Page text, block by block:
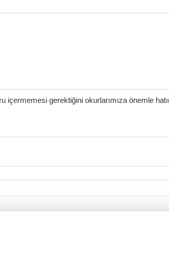
gerektiğini okurlarımıza önemle